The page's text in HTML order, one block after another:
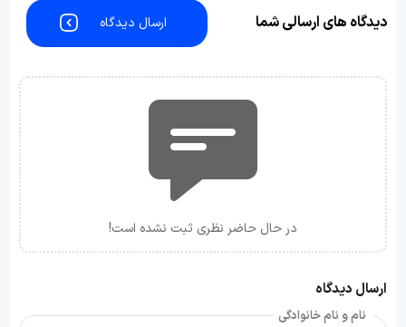
دیدگاه های ارسالی شما ارسال دیدگاه
در حال حاضر نظری ثبت نشده است!
ارسال دیدگاه
نام و نام خانوادگی